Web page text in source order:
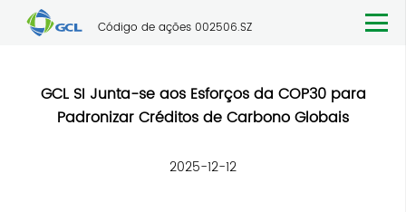
Código de ações 002506.SZ
GCL SI Junta-se aos Esforços da COP30 para
Padronizar Créditos de Carbono Globais
2025-12-12